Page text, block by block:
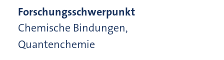
Forschungsschwerpunkt
Chemische Bindungen,
Quantenchemie